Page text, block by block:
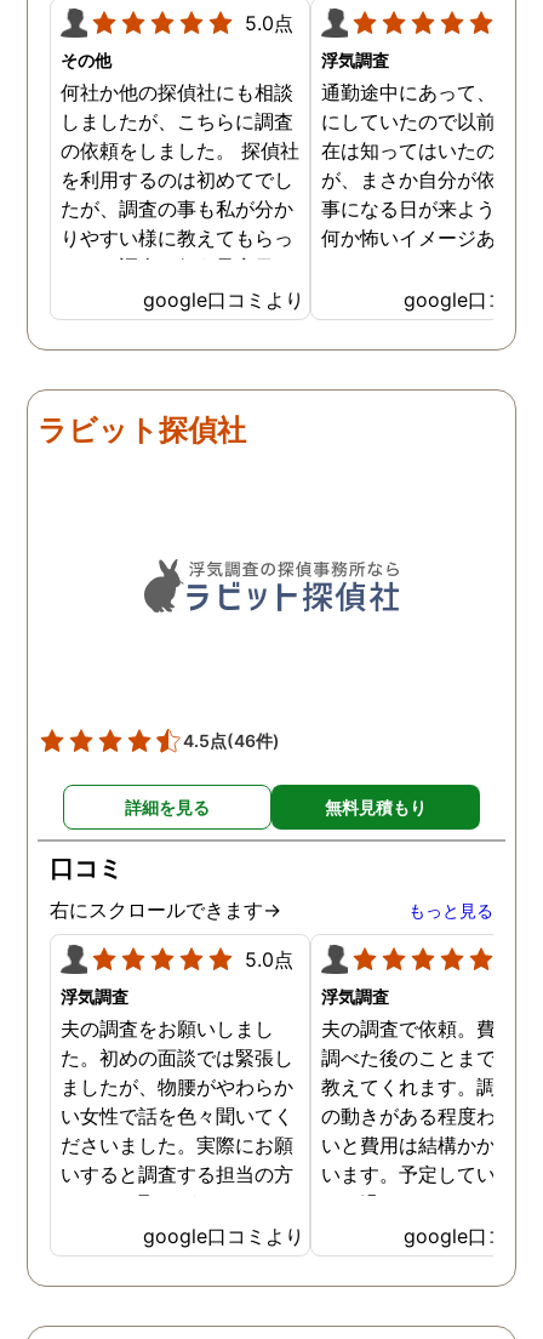
5.0点
その他
何社か他の探偵社にも相談
しましたが、こちらに調査
の依頼をしました。 探偵社
を利用するのは初めてでし
たが、調査の事も私が分か
りやすい様に教えてもらっ
たり、調査を行う予定日は
私の希望を聞いてもらいつ
つ、探偵さんのご意見も取
り入れ、細かく打ち合わせ
た。調査を行った日はその
日の報告を入れてくれたり
聞いて頂いたりと精神的に
も助かりました。 報告書や
調査の動画を見せてもらっ
ケアもしてもらったり色々
とお世話になりました！
google口コミより
浮気調査
通勤途中にあって、毎日
にしていたので以前から
在は知ってはいたのです
が、まさか自分が依頼す
事になる日が来ようと
何か怖いイメージありま
応も良く、安心して相談
きました。 調査後に弁
さんも紹介していただき
した！ありがとうござい
google口コミ
ラビット探偵社
4.5点(46件)
詳細を見る 無料見積もり
口コミ
右にスクロールできます→ もっと見る
5.0点
浮気調査
夫の調査をお願いしまし
た。初めの面談では緊張し
ましたが、物腰がやわらか
い女性で話を色々聞いてく
ださいました。実際にお願
いすると調査する担当の方
とのやり取りがメインで、
色々不安や心配な事の共有
をしてくれました。探偵の
方に依頼となると丸投げで
google口コミより
浮気調査
夫の調査で依頼。費用や
調べた後のことまで詳し
教えてくれます。調査対
の動きがある程度わから
いと費用は結構かかると
います。予定していた時
より過ぎてしまいました
が、そのまま調査してい
だき、しっかり証拠取れ
した。あ、もちろん過ぎ
google口コミ